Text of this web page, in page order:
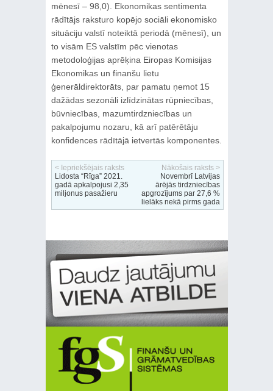
mēnesī – 98,0). Ekonomikas sentimenta
rādītājs raksturo kopējo sociāli ekonomisko
situāciju valstī noteiktā periodā (mēnesī), un
to visām ES valstīm pēc vienotas
metodoloģijas aprēķina Eiropas Komisijas
Ekonomikas un finanšu lietu
ģenerāldirektorāts, par pamatu ņemot 15
dažādas sezonāli izlīdzinātas rūpniecības,
būvniecības, mazumtirdzniecības un
pakalpojumu nozaru, kā arī patērētāju
konfidences rādītājā ietvertās komponentes.
< Iepriekšējais raksts
Lidosta “Rīga” 2021.
gadā apkalpojusi 2,35
miljonus pasažieru
Nākošais raksts >
Novembrī Latvijas
ārējās tirdzniecības
apgrozījums par 27,6 %
lielāks nekā pirms gada